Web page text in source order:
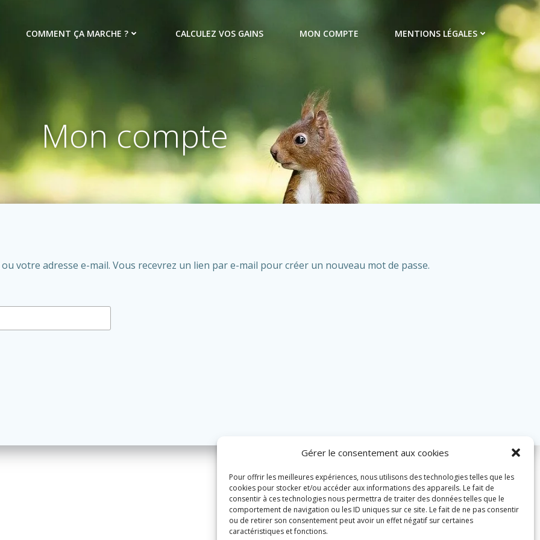
Gérer le consentement aux cookies
Pour offrir les meilleures expériences, nous utilisons des technologies telles que les
cookies pour stocker et/ou accéder aux informations des appareils. Le fait de
consentir à ces technologies nous permettra de traiter des données telles que le
comportement de navigation ou les ID uniques sur ce site. Le fait de ne pas consentir
ou de retirer son consentement peut avoir un effet négatif sur certaines
caractéristiques et fonctions.
COMMENT ÇA MARCHE ? CALCULEZ VOS GAINS MON COMPTE MENTIONS LÉGALES
Mon compte
votre adresse e-mail. Vous recevrez un lien par e-mail pour créer un nouveau mot de passe.